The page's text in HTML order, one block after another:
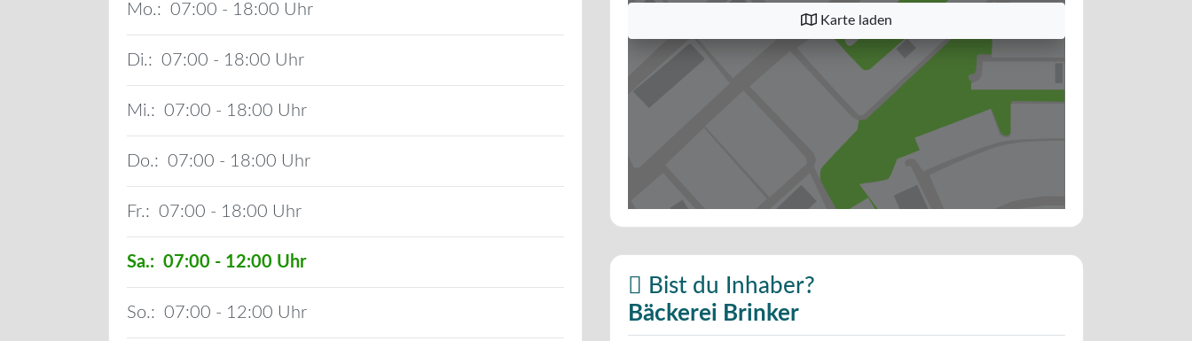
Mo.: 07:00 - 18:00
Di.: 07:00 - 18:00
Mi.: 07:00 - 18:00
Do.: 07:00 - 18:00
Fr.: 07:00 - 18:00
Sa.: 07:00 - 12:00
So.: 07:00 - 12:00
Karte laden
Bist du Inhaber?
Bäckerei Brinker